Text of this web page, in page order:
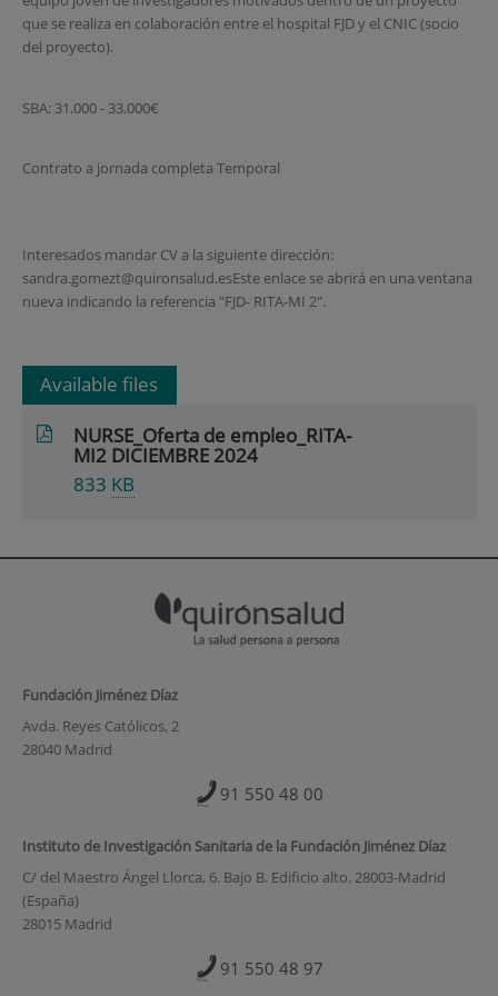
que se realiza en colaboración entre el hospital FJD y el CNIC (socio
del proyecto).
SBA: 31.000 - 33.000€
Contrato a jornada completa Temporal
Interesados mandar CV a la siguiente dirección:
sandra.gomezt@quironsalud.esEste enlace se abrirá en una ventana
nueva indicando la referencia "FJD- RITA-MI 2".
Available files
NURSE_Oferta de empleo_RITA-
MI2 DICIEMBRE 2024
833 KB
Fundación Jiménez Díaz
Avda. Reyes Católicos, 2
28040 Madrid
91 550 48 00
Instituto de Investigación Sanitaria de la Fundación Jiménez Díaz
C/ del Maestro Ángel Llorca, 6. Bajo B. Edificio alto. 28003-Madrid
(España)
28015 Madrid
91 550 48 97